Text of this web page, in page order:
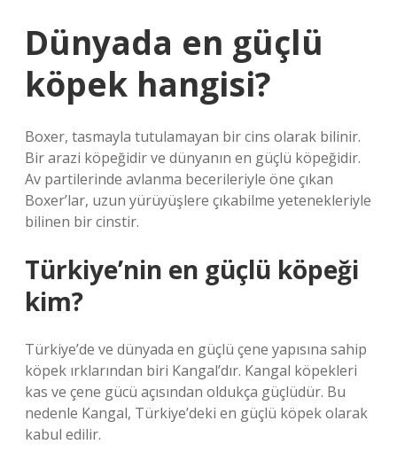
Dünyada en güçlü
köpek hangisi?
Boxer, tasmayla tutulamayan bir cins olarak bilinir.
Bir arazi köpeğidir ve dünyanın en güçlü köpeğidir.
Av partilerinde avlanma becerileriyle öne çıkan
Boxer’lar, uzun yürüyüşlere çıkabilme yetenekleriyle
bilinen bir cinstir.
Türkiye’nin en güçlü köpeği
kim?
Türkiye’de ve dünyada en güçlü çene yapısına sahip
köpek ırklarından biri Kangal’dır. Kangal köpekleri
kas ve çene gücü açısından oldukça güçlüdür. Bu
nedenle Kangal, Türkiye’deki en güçlü köpek olarak
kabul edilir.